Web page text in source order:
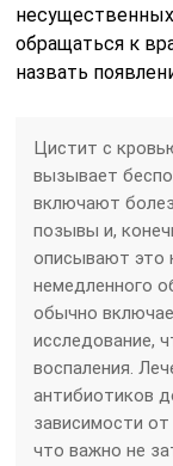
обращаться к
назвать
Цистит с
вызывает
включают
позывы и,
описывают это
немедленного
обычно
исследование,
воспаления.
антибиотиков
зависимости
что важно не